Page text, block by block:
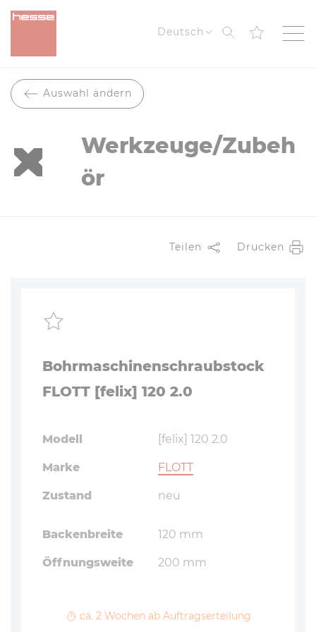
Deutsch Suche
Auswahl ändern
Werkzeuge/Zubeh
ör
Teilen Drucken
Bohrmaschinenschraubstock
FLOTT [felix] 120 2.0
Modell [felix] 120 2.0
Marke FLOTT
Zustand neu
Backenbreite 120 mm
Öffnungsweite 200 mm
ca. 2 Wochen ab Auftragserteilung